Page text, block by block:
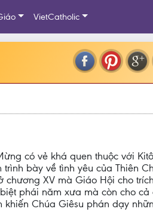
VietCatholic
có vẻ khá quen thuộc với
bày về tình yêu của Thiên
XV mà Giáo Hội cho
phái năm xưa mà còn cho
Chúa Giêsu phán dạy